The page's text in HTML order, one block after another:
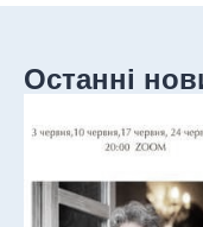
Останні